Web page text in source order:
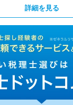
詳細を見る